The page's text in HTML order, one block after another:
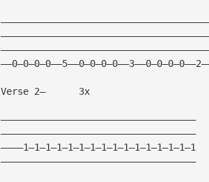
Verse 2—      3x
———————————————————————————————————
———————————————————————————————————
————1—1—1—1—1—1—1—1—1—1—1—1—1—1—1—1
———————————————————————————————————